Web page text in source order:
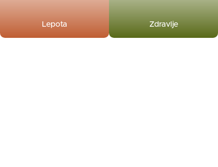
Lepota Zdravlje